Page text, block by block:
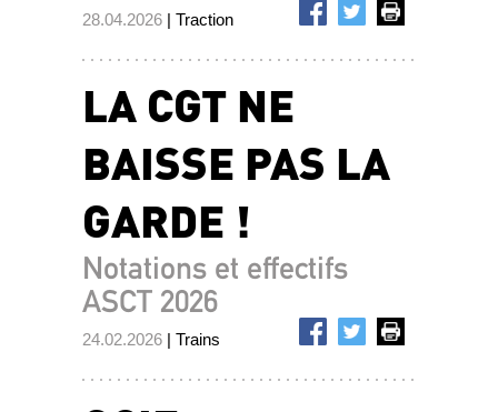
28.04.2026 | Traction
LA CGT NE
BAISSE PAS LA
GARDE !
Notations et effectifs
ASCT 2026
24.02.2026 | Trains